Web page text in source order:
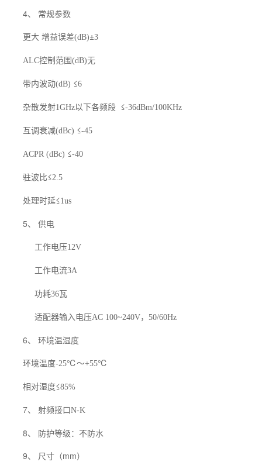
4、 常规参数
更大 增益误差(dB)±3
ALC控制范围(dB)无
带内波动(dB) ≤6
杂散发射1GHz以下各频段 ≤-36dBm/100KHz
互调衰减(dBc) ≤-45
ACPR (dBc) ≤-40
驻波比≤2.5
处理时延≤1us
5、 供电
工作电压12V
工作电流3A
功耗36瓦
适配器输入电压AC 100~240V， 50/60Hz
6、 环境温湿度
环境温度-25℃～+55℃
相对湿度≤85%
7、 射频接口N-K
8、 防护等级：不防水
9、 尺寸（mm）